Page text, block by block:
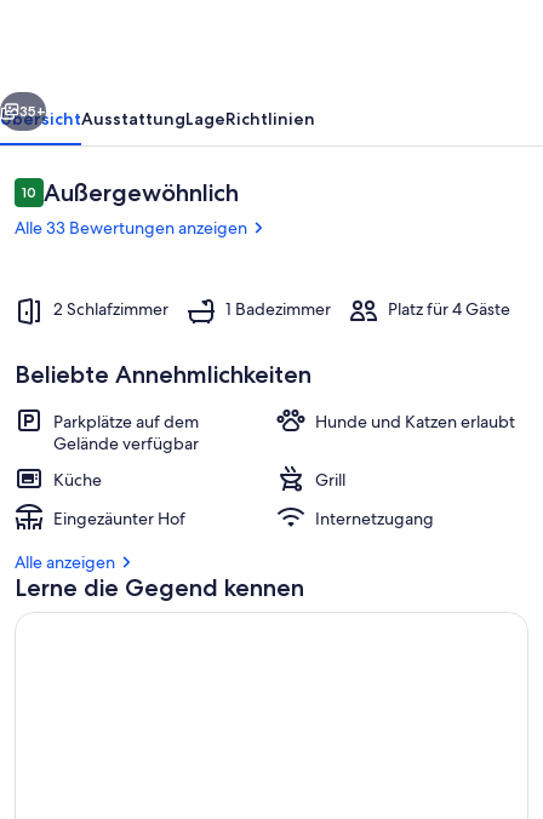
Hof
Unterkunftsgelände
Weiter
35+
ÜbersichtAusstattungLageRichtlinien
Bewertungen
1010 von 10.
Außergewöhnlich
Alle 33 Bewertungen anzeigen
2 Schlafzimmer 1 Badezimmer Platz für 4 Gäste
Beliebte Annehmlichkeiten
Parkplätze auf dem
Gelände verfügbar
Hunde und Katzen erlaubt
Küche
Grill
Eingezäunter Hof
Internetzugang
Alle anzeigen
Lerne die Gegend kennen